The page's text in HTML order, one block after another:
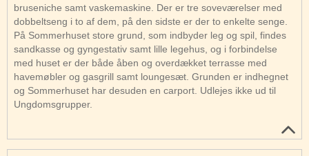
bruseniche samt vaskemaskine. Der er tre soveværelser med
dobbeltseng i to af dem, på den sidste er der to enkelte senge.
På Sommerhuset store grund, som indbyder leg og spil, findes
sandkasse og gyngestativ samt lille legehus, og i forbindelse
med huset er der både åben og overdækket terrasse med
havemøbler og gasgrill samt loungesæt. Grunden er indhegnet
og Sommerhuset har desuden en carport. Udlejes ikke ud til
Ungdomsgrupper.